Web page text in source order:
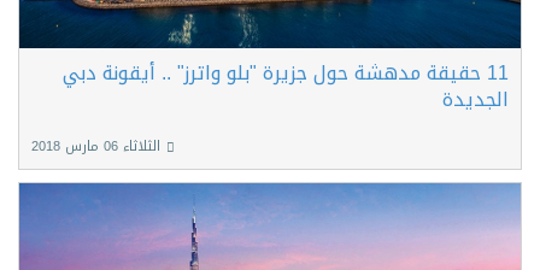
11 حقيقة مدهشة حول جزيرة "بلو واترز" .. أيقونة دبي
الجديدة
الثلاثاء 06 مارس 2018